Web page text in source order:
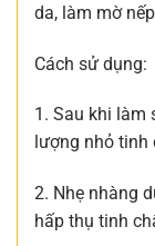
da, làm mờ
Cách sử dụng:
1. Sau khi làm
lượng nhỏ tinh
2. Nhẹ nhàng
hấp thụ tinh